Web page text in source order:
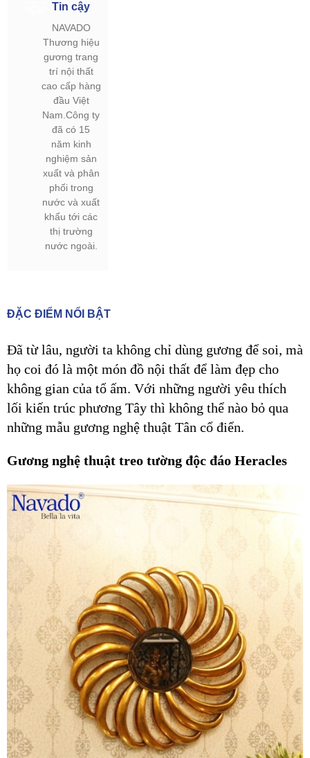
Tin cậy
NAVADO
Thương hiệu
gương trang
trí nội thất
cao cấp hàng
đầu Việt
Nam.Công ty
đã có 15
năm kinh
nghiệm sản
xuất và phân
phối trong
nước và xuất
khẩu tới các
thị trường
nước ngoài.
ĐẶC ĐIỂM NỔI BẬT
Đã từ lâu, người ta không chỉ dùng gương để soi, mà
họ coi đó là một món đồ nội thất để làm đẹp cho
không gian của tổ ấm. Với những người yêu thích
lối kiến trúc phương Tây thì không thể nào bỏ qua
những mẫu gương nghệ thuật Tân cổ điển.
Gương nghệ thuật treo tường độc đáo Heracles